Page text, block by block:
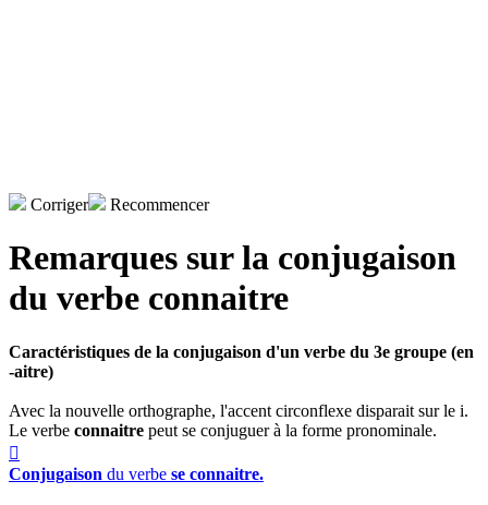
Corriger Recommencer
Remarques sur la conjugaison
du verbe connaitre
Caractéristiques de la conjugaison d'un verbe du 3e groupe (en
-aitre)
Avec la nouvelle orthographe, l'accent circonflexe disparait sur le i.
Le verbe connaitre peut se conjuguer à la forme pronominale.

Conjugaison du verbe se connaitre.